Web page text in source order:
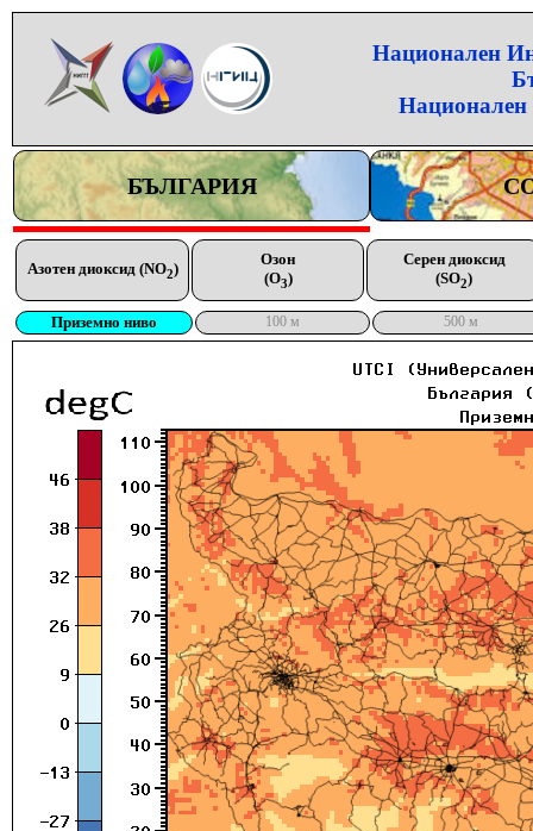
Национален
Национален
БЪЛГАРИЯ
Азотен диоксид (NO2)
Озон
(O3)
Серен диоксид
(SO2)
Приземно ниво 100 м 500 м